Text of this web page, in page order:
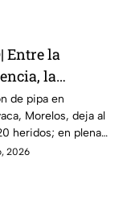
Entre la
la
y el
un niño;
desatan pelea
de pipa
de pipa en
Morelos, deja al
heridos; en plena
dos hombres
2026